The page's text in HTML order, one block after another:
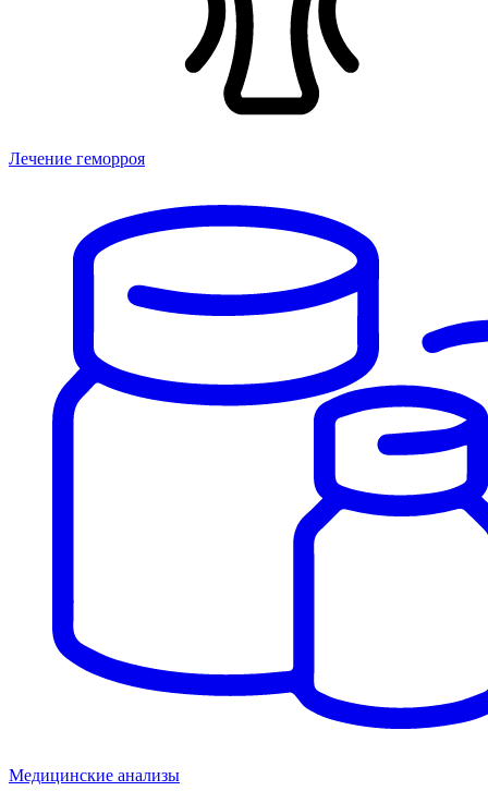
Лечение геморроя
Медицинские анализы